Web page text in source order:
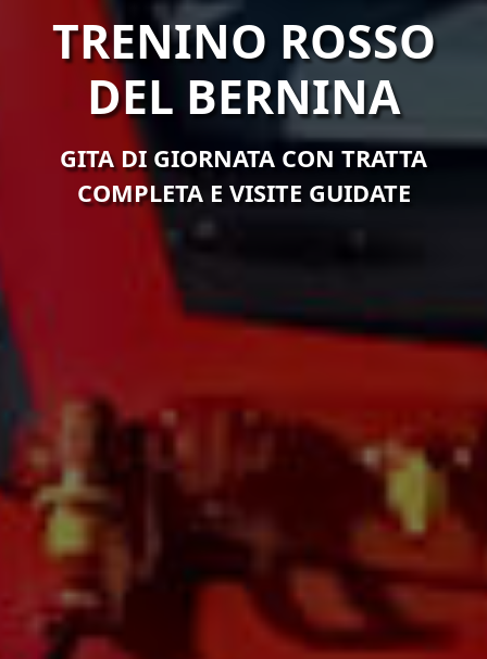
TRENINO ROSSO
DEL BERNINA
GITA DI GIORNATA CON TRATTA
COMPLETA E VISITE GUIDATE